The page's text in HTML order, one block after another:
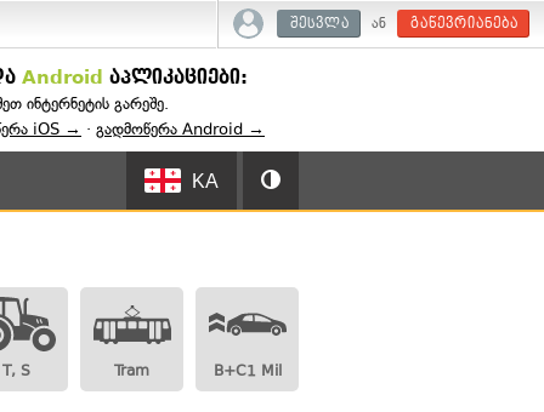
შესვლა ან გაწევრიანება
Android აპლიკაციები:
ინტერნეტის გარეშე.
iOS → · გადმოწერა Android →
KA
T, S Tram B+C1 Mil